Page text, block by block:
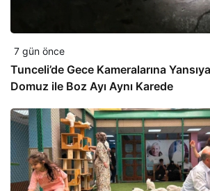
7 gün önce
Tunceli’de Gece Kameralarına
Domuz ile Boz Ayı Aynı Karede